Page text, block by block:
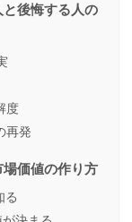
後悔する人の
度
再発
価値の作り方
る